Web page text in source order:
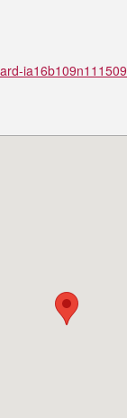
ia16b109n111509